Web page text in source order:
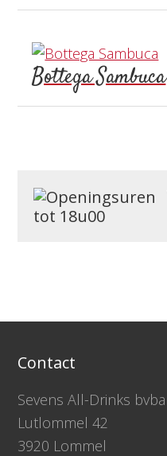
Bottega Sambuca
tot 18u00
Contact
Sevens All-Drinks bvba
Lutlommel 42
3920 Lommel